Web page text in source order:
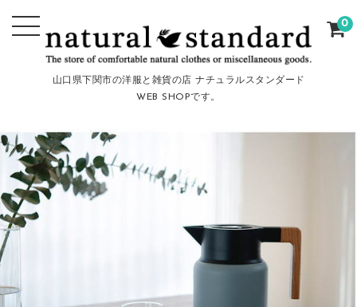
山口県下関市の洋服と雑貨の店 ナチュラルスタンダード
WEB SHOPです。
0